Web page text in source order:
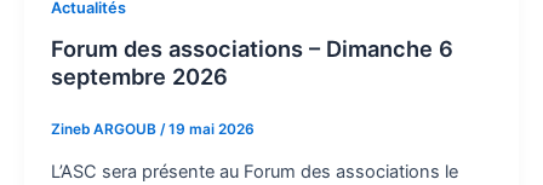
Actualités
Forum des associations – Dimanche 6
septembre 2026
Zineb ARGOUB /19 mai 2026
L’ASC sera présente au Forum des associations le